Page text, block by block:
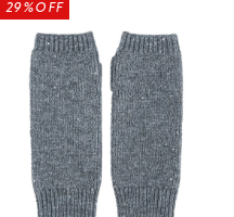
29%OFF